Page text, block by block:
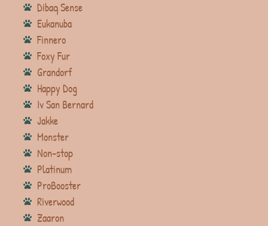
Dibaq Sense
Eukanuba
Finnero
Foxy Fur
Grandorf
Happy Dog
Iv San Bernard
Jakke
Monster
Non-stop
Platinum
ProBooster
Riverwood
Zaaron